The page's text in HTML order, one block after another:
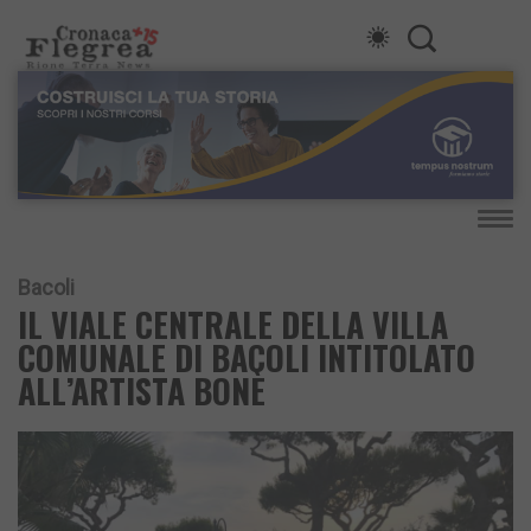
Bacoli
IL VIALE CENTRALE DELLA VILLA
COMUNALE DI BACOLI INTITOLATO
ALL’ARTISTA BONÈ